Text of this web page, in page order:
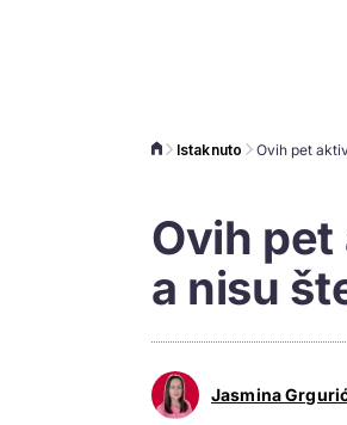
Istaknuto
Ovih
a nisu
Jasmina